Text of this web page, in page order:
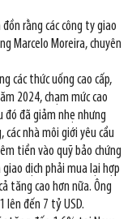
rằng các công ty giao
Marcelo Moreira, chuyên
các thức uống cao cấp,
2024, chạm mức cao
đó đã giảm nhẹ nhưng
nhà môi giới yêu cầu
tiền vào quỹ bảo chứng
dịch phải mua lại hợp
tăng cao hơn nữa. Ông
lên đến 7 tỷ USD.